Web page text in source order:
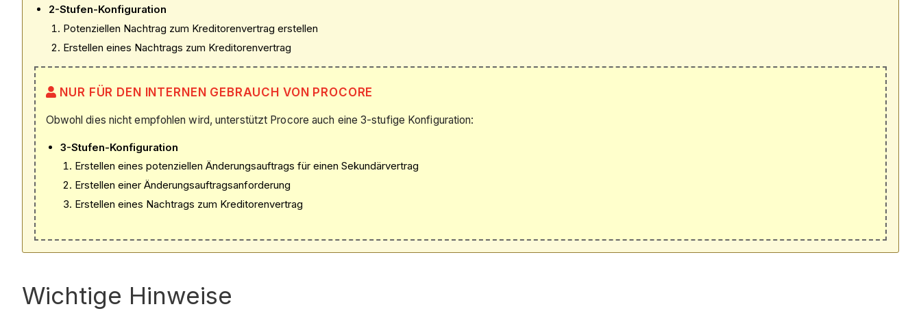
2-Stufen-Konfiguration
Potenziellen Nachtrag zum Kreditorenvertrag erstellen
Erstellen eines Nachtrags zum Kreditorenvertrag
NUR FÜR DEN INTERNEN GEBRAUCH VON PROCORE
Obwohl dies nicht empfohlen wird, unterstützt Procore auch eine 3-stufige Konfiguration:
3-Stufen-Konfiguration
Erstellen eines potenziellen Änderungsauftrags für einen Sekundärvertrag
Erstellen einer Änderungsauftragsanforderung
Erstellen eines Nachtrags zum Kreditorenvertrag
Wichtige Hinweise